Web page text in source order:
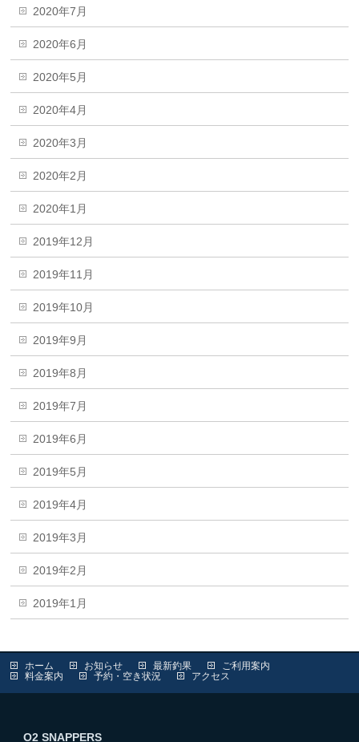
2020年7月
2020年6月
2020年5月
2020年4月
2020年3月
2020年2月
2020年1月
2019年12月
2019年11月
2019年10月
2019年9月
2019年8月
2019年7月
2019年6月
2019年5月
2019年4月
2019年3月
2019年2月
2019年1月
ホーム お知らせ 最新釣果
ご利用案内
料金案内
予約・空き状況 アクセス
O2 SNAPPERS